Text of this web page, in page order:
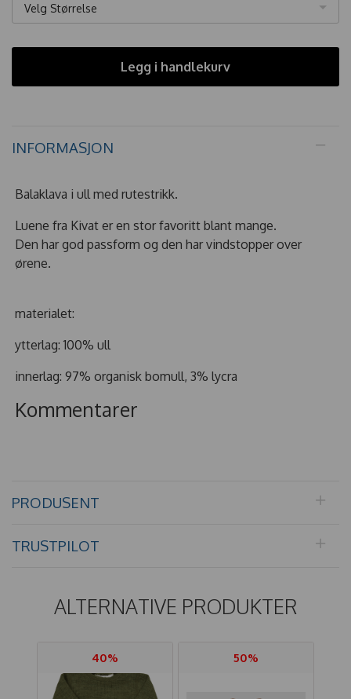
Velg Størrelse
Legg i handlekurv
INFORMASJON
Balaklava i ull med rutestrikk.
Luene fra Kivat er en stor favoritt blant mange.
Den har god passform og den har vindstopper over
ørene.
materialet:
ytterlag: 100% ull
innerlag: 97% organisk bomull, 3% lycra
Kommentarer
PRODUSENT
TRUSTPILOT
ALTERNATIVE PRODUKTER
40% 50%